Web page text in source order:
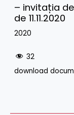
– invitația
de 11.11.2020
2020
32
download